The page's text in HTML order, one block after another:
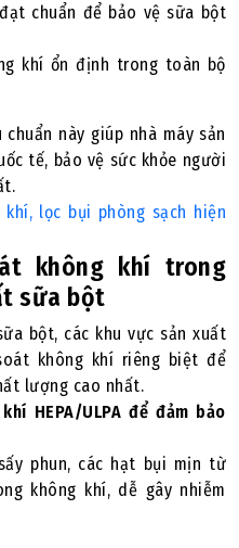
chuẩn để bảo vệ sữa bột
khí ổn định trong toàn bộ
này giúp nhà máy sản
tế, bảo vệ sức khỏe người
khí, lọc bụi phòng sạch hiện
không khí trong
sữa bột
bột, các khu vực sản xuất
không khí riêng biệt để
lượng cao nhất.
HEPA/ULPA để đảm bảo
phun, các hạt bụi mịn từ
không khí, dễ gây nhiễm